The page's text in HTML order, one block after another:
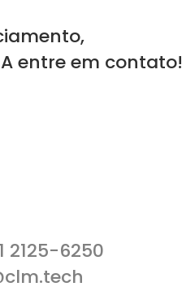
entre em contato!
2125-6250